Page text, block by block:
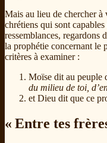
Mais au lieu de chercher à
chrétiens qui sont
ressemblances, regardons
la prophétie concernant le
critères à examiner :
Moïse dit au peuple
du milieu de toi,
et Dieu dit que ce
« Entre tes